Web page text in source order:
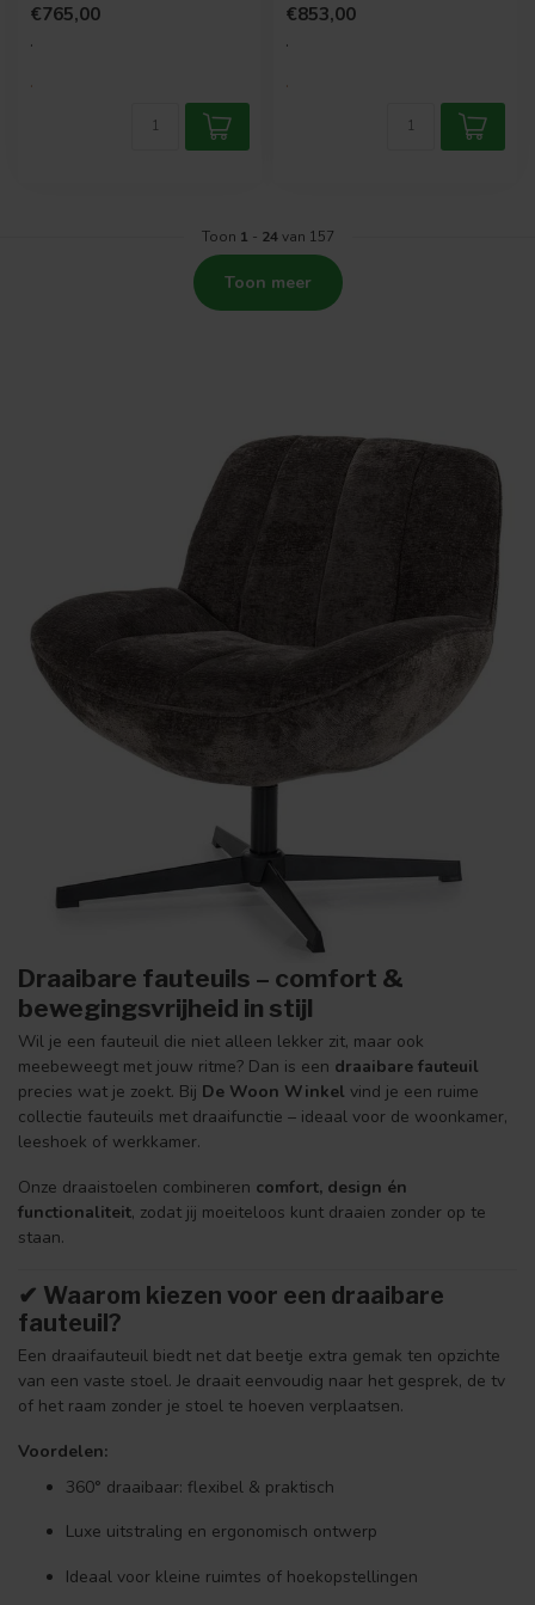
v...
€765,00
.
.
€853,00
.
.
Toon 1 - 24van 157
Toon meer
Draaibare fauteuils – comfort &
bewegingsvrijheid in stijl
Wil je een fauteuil die niet alleen lekker zit, maar ook
meebeweegt met jouw ritme? Dan is een draaibare fauteuil
precies wat je zoekt. Bij De Woon Winkel vind je een ruime
collectie fauteuils met draaifunctie – ideaal voor de woonkamer,
leeshoek of werkkamer.
Onze draaistoelen combineren comfort, design én
functionaliteit, zodat jij moeiteloos kunt draaien zonder op te
staan.
✔ Waarom kiezen voor een draaibare
fauteuil?
Een draaifauteuil biedt net dat beetje extra gemak ten opzichte
van een vaste stoel. Je draait eenvoudig naar het gesprek, de tv
of het raam zonder je stoel te hoeven verplaatsen.
Voordelen:
360° draaibaar: flexibel & praktisch
Luxe uitstraling en ergonomisch ontwerp
Ideaal voor kleine ruimtes of hoekopstellingen